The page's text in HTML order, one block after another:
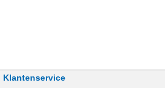
Klantenservice